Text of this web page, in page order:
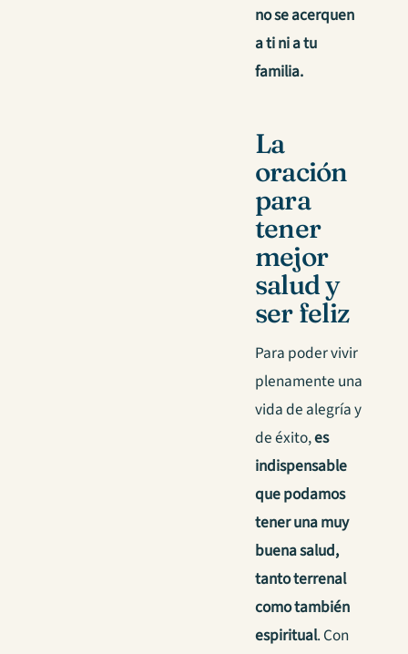
no se acerquen
a ti ni a tu
familia.
La
oración
para
tener
mejor
salud y
ser feliz
Para poder vivir
plenamente una
vida de alegría y
de éxito,es
indispensable
que podamos
tener una muy
buena salud,
tanto terrenal
como también
espiritual. Con